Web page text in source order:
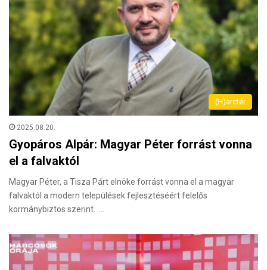
(H)arctér
2025.08.20.
Gyopáros Alpár: Magyar Péter forrást vonna
el a falvaktól
Magyar Péter, a Tisza Párt elnöke forrást vonna el a magyar
falvaktól a modern települések fejlesztéséért felelős
kormánybiztos szerint. …